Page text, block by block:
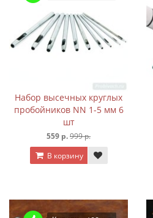
Набор высечных круглых
пробойников NN 1-5 мм 6
шт
559 р.999 р.
В корзину